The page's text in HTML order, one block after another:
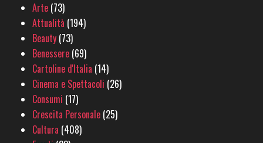
Arte (73)
Attualità (194)
Beauty (73)
Benessere (69)
Cartoline d'Italia (14)
Cinema e Spettacoli (26)
Consumi (17)
Crescita Personale (25)
Cultura (408)